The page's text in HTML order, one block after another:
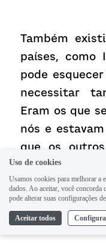
Também
países,
pode
necessitar
Eram os que
nós e
que os
ideia de que
frustração
empurrando-
Uso de cookies
Usamos cookies para melhorar a
dados. Ao aceitar, você concorda
pode alterar suas configurações
Aceitar todos